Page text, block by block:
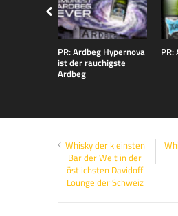
PR: Ardbeg Hypernova
ist der rauchigste
Ardbeg
PR:
Whisky der kleinsten
Bar der Welt in der
östlichsten Davidoff
Lounge der Schweiz